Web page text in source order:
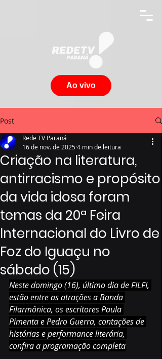
Ao vivo
Post
Criação na literatura,
antirracismo e propósito
da vida idosa foram
temas da 20ª Feira
Internacional do Livro de
Foz do Iguaçu no
sábado (15)
Rede TV Paraná
16 de nov. de 20254 min de leitura
Neste domingo (16), último dia de FILFI,
estão entre as atrações a Banda
Filarmônica, os escritores Paula
Pimenta e Pedro Guerra, contações de
histórias e performance literária,
confira a programação completa